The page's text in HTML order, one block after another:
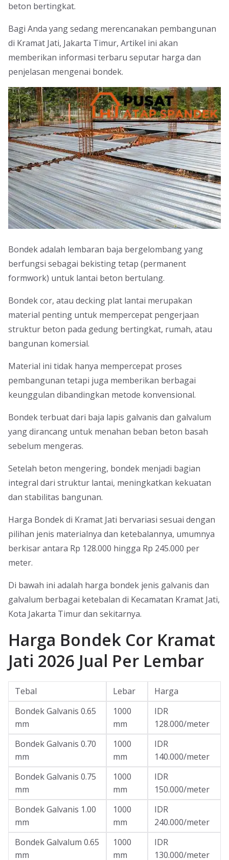
beton bertingkat.
Bagi Anda yang sedang merencanakan pembangunan
di Kramat Jati, Jakarta Timur, Artikel ini akan
memberikan informasi terbaru seputar harga dan
penjelasan mengenai bondek.
Bondek adalah lembaran baja bergelombang yang
berfungsi sebagai bekisting tetap (permanent
formwork) untuk lantai beton bertulang.
Bondek cor, atau decking plat lantai merupakan
material penting untuk mempercepat pengerjaan
struktur beton pada gedung bertingkat, rumah, atau
bangunan komersial.
Material ini tidak hanya mempercepat proses
pembangunan tetapi juga memberikan berbagai
keunggulan dibandingkan metode konvensional.
Bondek terbuat dari baja lapis galvanis dan galvalum
yang dirancang untuk menahan beban beton basah
sebelum mengeras.
Setelah beton mengering, bondek menjadi bagian
integral dari struktur lantai, meningkatkan kekuatan
dan stabilitas bangunan.
Harga Bondek di Kramat Jati bervariasi sesuai dengan
pilihan jenis materialnya dan ketebalannya, umumnya
berkisar antara Rp 128.000 hingga Rp 245.000 per
meter.
Di bawah ini adalah harga bondek jenis galvanis dan
galvalum berbagai ketebalan di Kecamatan Kramat Jati,
Kota Jakarta Timur dan sekitarnya.
Harga Bondek Cor Kramat
Jati 2026 Jual Per Lembar
Tebal Lebar
Harga
Bondek Galvanis 0.65
mm
1000
mm
IDR
128.000/meter
Bondek Galvanis 0.70
mm
1000
mm
IDR
140.000/meter
Bondek Galvanis 0.75
mm
1000
mm
IDR
150.000/meter
Bondek Galvanis 1.00
mm
1000
mm
IDR
240.000/meter
Bondek Galvalum 0.65
mm
1000
mm
IDR
130.000/meter